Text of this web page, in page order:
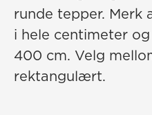
runde tepper. Merk
i hele centimeter
400 cm. Velg
rektangulært.